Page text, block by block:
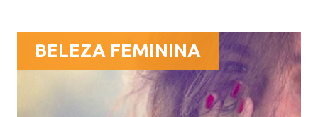
BELEZA FEMININA